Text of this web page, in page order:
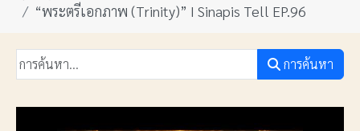
“พระตรีเอกภาพ (Trinity)” I Sinapis Tell EP.96
การค้นหา